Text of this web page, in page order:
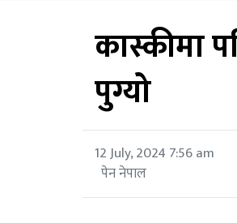
कास्कीमा
पुग्यो
12 July, 2024 7:56 am
पेन नेपाल